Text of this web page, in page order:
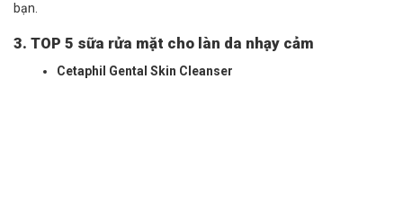
bạn.
3. TOP 5 sữa rửa mặt cho làn da nhạy cảm
Cetaphil Gental Skin Cleanser